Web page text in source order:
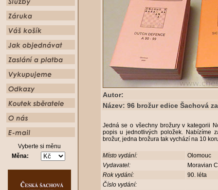
Vyberte si měnu
Měna:
Autor:
Název: 96 brožur edice Šachová
Jedná se o všechny brožury v kategorii
popis u jednotlivých položek. Nabízíme
brožur, jedna brožura tak vychází na 10
Místo vydání:
Olomouc
Vydavatel:
Moravian
Rok vydání:
90. léta
Číslo vydání: